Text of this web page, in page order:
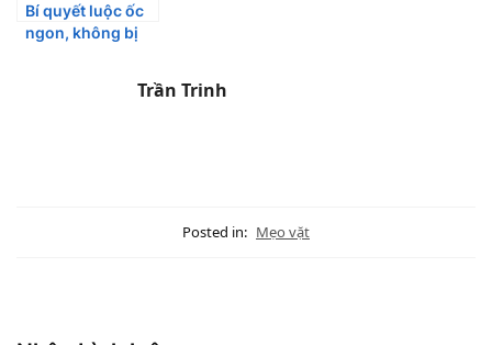
Bí quyết luộc ốc
ngon, không bị
Trần Trinh
Posted in: Mẹo vặt